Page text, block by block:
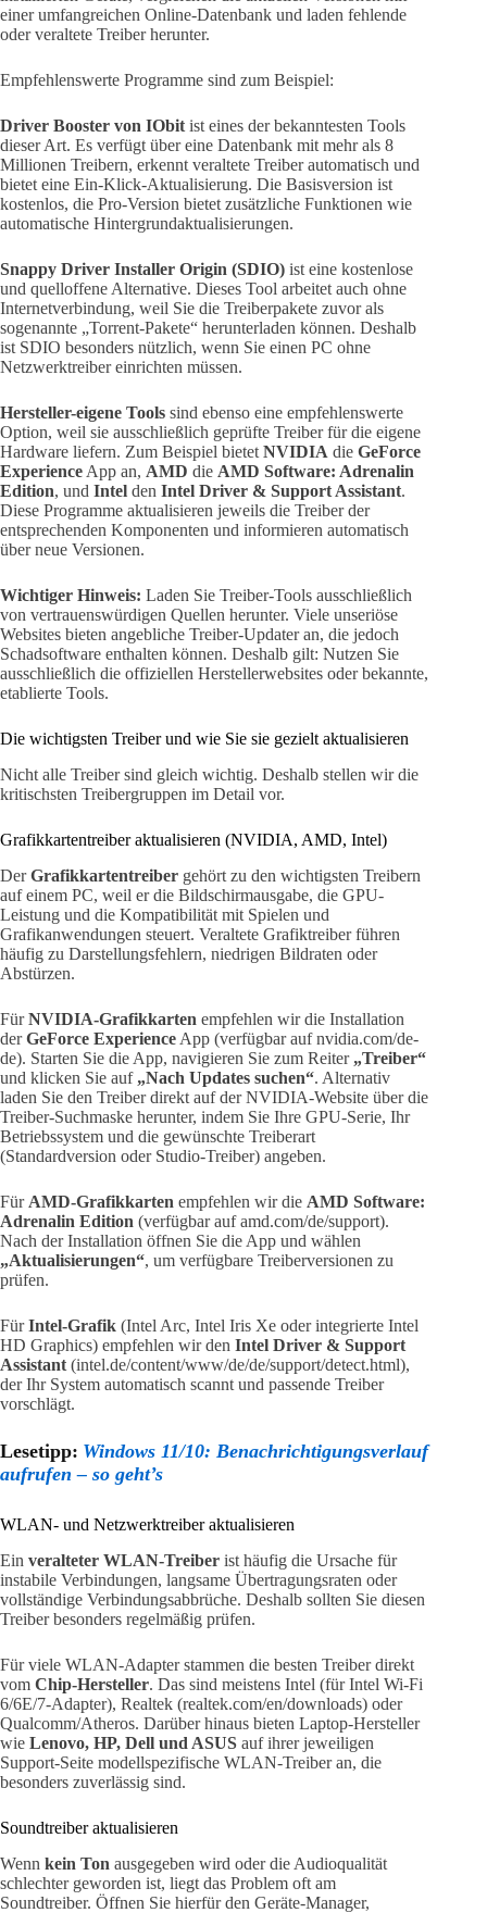
einer umfangreichen Online-Datenbank und laden fehlende
oder veraltete Treiber herunter.
Empfehlenswerte Programme sind zum Beispiel:
Driver Booster von IObit ist eines der bekanntesten Tools
dieser Art. Es verfügt über eine Datenbank mit mehr als 8
Millionen Treibern, erkennt veraltete Treiber automatisch und
bietet eine Ein-Klick-Aktualisierung. Die Basisversion ist
kostenlos, die Pro-Version bietet zusätzliche Funktionen wie
automatische Hintergrundaktualisierungen.
Snappy Driver Installer Origin (SDIO) ist eine kostenlose
und quelloffene Alternative. Dieses Tool arbeitet auch ohne
Internetverbindung, weil Sie die Treiberpakete zuvor als
sogenannte „Torrent-Pakete“ herunterladen können. Deshalb
ist SDIO besonders nützlich, wenn Sie einen PC ohne
Netzwerktreiber einrichten müssen.
Hersteller-eigene Tools sind ebenso eine empfehlenswerte
Option, weil sie ausschließlich geprüfte Treiber für die eigene
Hardware liefern. Zum Beispiel bietet NVIDIA die GeForce
Experience App an, AMD die AMD Software: Adrenalin
Edition, und Intel den Intel Driver & Support Assistant.
Diese Programme aktualisieren jeweils die Treiber der
entsprechenden Komponenten und informieren automatisch
über neue Versionen.
Wichtiger Hinweis: Laden Sie Treiber-Tools ausschließlich
von vertrauenswürdigen Quellen herunter. Viele unseriöse
Websites bieten angebliche Treiber-Updater an, die jedoch
Schadsoftware enthalten können. Deshalb gilt: Nutzen Sie
ausschließlich die offiziellen Herstellerwebsites oder bekannte,
etablierte Tools.
Die wichtigsten Treiber und wie Sie sie gezielt aktualisieren
Nicht alle Treiber sind gleich wichtig. Deshalb stellen wir die
kritischsten Treibergruppen im Detail vor.
Grafikkartentreiber aktualisieren (NVIDIA, AMD, Intel)
DerGrafikkartentreiber gehört zu den wichtigsten Treibern
auf einem PC, weil er die Bildschirmausgabe, die GPU-
Leistung und die Kompatibilität mit Spielen und
Grafikanwendungen steuert. Veraltete Grafiktreiber führen
häufig zu Darstellungsfehlern, niedrigen Bildraten oder
Abstürzen.
FürNVIDIA-Grafikkarten empfehlen wir die Installation
derGeForce Experience App (verfügbar auf nvidia.com/de-
de). Starten Sie die App, navigieren Sie zum Reiter „Treiber“
und klicken Sie auf „Nach Updates suchen“. Alternativ
laden Sie den Treiber direkt auf der NVIDIA-Website über die
Treiber-Suchmaske herunter, indem Sie Ihre GPU-Serie, Ihr
Betriebssystem und die gewünschte Treiberart
(Standardversion oder Studio-Treiber) angeben.
Für AMD-Grafikkarten empfehlen wir die AMD Software:
Adrenalin Edition (verfügbar auf amd.com/de/support).
Nach der Installation öffnen Sie die App und wählen
„Aktualisierungen“, um verfügbare Treiberversionen zu
prüfen.
FürIntel-Grafik (Intel Arc, Intel Iris Xe oder integrierte Intel
HD Graphics) empfehlen wir den Intel Driver & Support
Assistant (intel.de/content/www/de/de/support/detect.html),
der Ihr System automatisch scannt und passende Treiber
vorschlägt.
Lesetipp: Windows 11/10: Benachrichtigungsverlauf
aufrufen – so geht’s
WLAN- und Netzwerktreiber aktualisieren
Ein veralteter WLAN-Treiber ist häufig die Ursache für
instabile Verbindungen, langsame Übertragungsraten oder
vollständige Verbindungsabbrüche. Deshalb sollten Sie diesen
Treiber besonders regelmäßig prüfen.
Für viele WLAN-Adapter stammen die besten Treiber direkt
vom Chip-Hersteller. Das sind meistens Intel (für Intel Wi-Fi
6/6E/7-Adapter), Realtek (realtek.com/en/downloads) oder
Qualcomm/Atheros. Darüber hinaus bieten Laptop-Hersteller
wie Lenovo, HP, Dell und ASUS auf ihrer jeweiligen
Support-Seite modellspezifische WLAN-Treiber an, die
besonders zuverlässig sind.
Soundtreiber aktualisieren
Wenn kein Ton ausgegeben wird oder die Audioqualität
schlechter geworden ist, liegt das Problem oft am
Soundtreiber. Öffnen Sie hierfür den Geräte-Manager,